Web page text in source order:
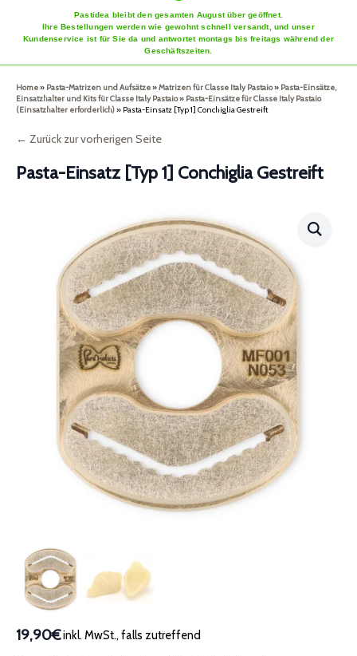
Pastidea bleibt den gesamten August über geöffnet.
Ihre Bestellungen werden wie gewohnt schnell versandt, und unser
Kundenservice ist für Sie da und antwortet montags bis freitags während der
Geschäftszeiten.
Home» Pasta-Matrizen und Aufsätze»Matrizen für Classe Italy Pastaio» Pasta-Einsätze,
Einsatzhalter und Kits für Classe Italy Pastaio» Pasta-Einsätze für Classe Italy Pastaio
(Einsatzhalter erforderlich)» Pasta-Einsatz [Typ 1] Conchiglia Gestreift
← Zurück zur vorherigen Seite
Pasta-Einsatz [Typ 1] Conchiglia Gestreift
19,90€inkl. MwSt., falls zutreffend